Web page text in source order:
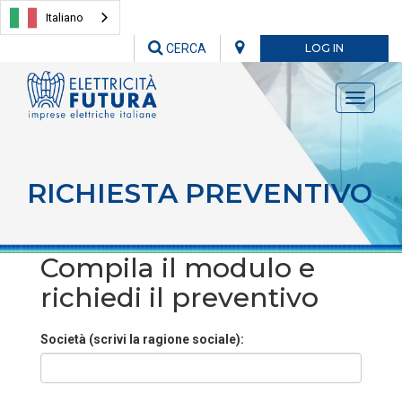
Italiano
LOG IN
CERCA
Toggle
RICHIESTA PREVENTIVO
Compila il modulo e
richiedi il preventivo
Società (scrivi la ragione sociale):